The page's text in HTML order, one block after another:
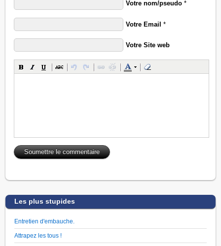
Votre nom/pseudo *
Votre Email *
Votre Site web
Les plus stupides
Entretien d'embauche.
Attrapez les tous !